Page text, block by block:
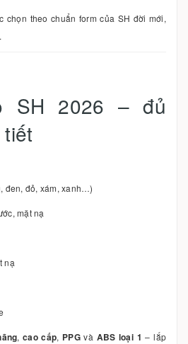
chọn theo chuẩn form của SH đời mới,
SH 2026 – đủ
đen, đỏ, xám, xanh…)
mặt nạ
nạ
,cao cấp, PPGvà ABS loại 1 – lắp